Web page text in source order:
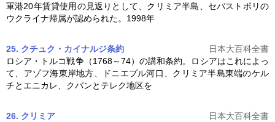
軍港20年賃貸使用の見返りとして、 クリミア半島 、セバストポリの
ウクライナ帰属が認められた。1998年
25. クチュク・カイナルジ条約
日本大百科全書
ロシア・トルコ戦争（1768～74）の講和条約。ロシアはこれによっ
て、アゾフ海東岸地方、ドニエプル河口、 クリミア半島東端のケル
チとエニカレ、クバンとテレク地区を
26. クリミア
日本大百科全書